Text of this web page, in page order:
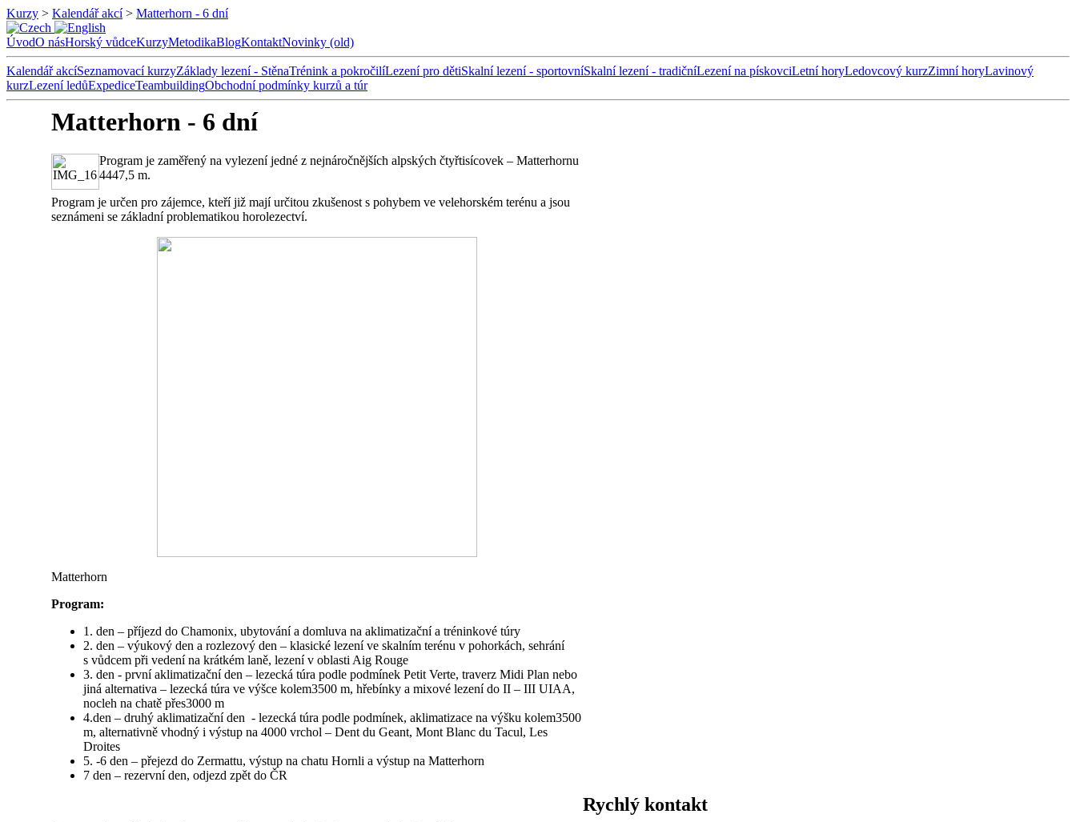
Kurzy > Kalendář akcí> Matterhorn - 6 dní
ÚvodO násHorský vůdceKurzyMetodikaBlogKontaktNovinky (old)
Kalendář akcíSeznamovací kurzyZáklady lezení - StěnaTrénink a pokročilíLezení pro dětiSkalní lezení - sportovníSkalní lezení - tradičníLezení na pískovciLetní horyLedovcový kurzZimní horyLavinový
kurzLezení ledůExpediceTeambuildingObchodní podmínky kurzů a túr
Matterhorn - 6 dní
Program je zaměřený na vylezení jedné z nejnáročnějších alpských čtyřtisícovek – Matterhornu
4447,5 m.
Program je určen pro zájemce, kteří již mají určitou zkušenost s pohybem ve velehorském terénu a jsou
seznámeni se základní problematikou horolezectví.
Matterhorn
Program:
1. den – příjezd do Chamonix, ubytování a domluva na aklimatizační a tréninkové túry
2. den – výukový den a rozlezový den – klasické lezení ve skalním terénu v pohorkách, sehrání
s vůdcem při vedení na krátkém laně, lezení v oblasti Aig Rouge
3. den - první aklimatizační den – lezecká túra podle podmínek Petit Verte, traverz Midi Plan nebo
jiná alternativa – lezecká túra ve výšce kolem3500 m, hřebínky a mixové lezení do II – III UIAA,
nocleh na chatě přes3000 m
4.den – druhý aklimatizační den - lezecká túra podle podmínek, aklimatizace na výšku kolem3500
m, alternativně vhodný i výstup na 4000 vrchol – Dent du Geant, Mont Blanc du Tacul, Les
Droites
5. -6 den – přejezd do Zermattu, výstup na chatu Hornli a výstup na Matterhorn
7 den – rezervní den, odjezd zpět do ČR
Rychlý kontakt